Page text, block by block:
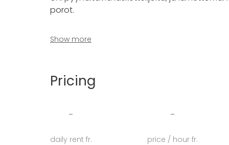
porot.
Tila tarjoaa erinomaiset puitteet Lapissa
Ravintola Panoraman 2. kerros on valoisa,
Oli suunnitelmissasi sitten yritysjuhlat, häät,
Show more
Pricing
-
daily rent fr.
-
price / hour fr.